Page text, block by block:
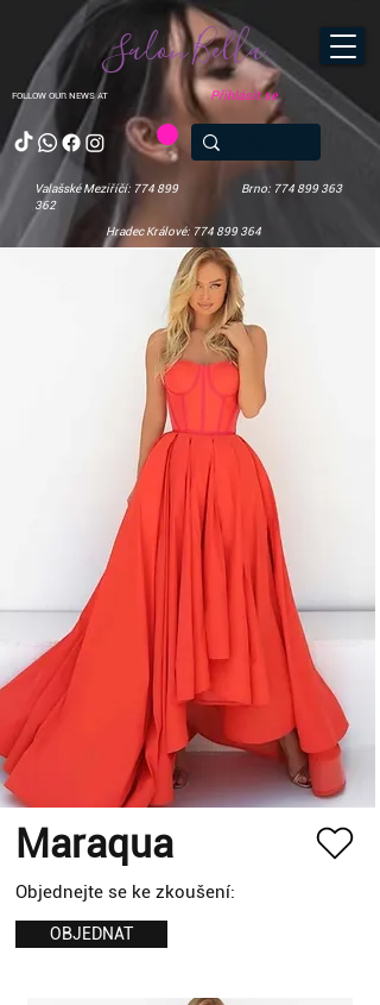
FOLLOW OUR NEWS AT
Salon Bella
Valašské Meziříčí: 774 899
362
Brno: 774 899 363
Hradec Králové: 774 899 364
Přihlásit se
Maraqua
Objednejte se ke zkoušení:
OBJEDNAT